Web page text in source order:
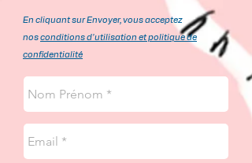
En cliquantsur Envoyer, vous acceptez
nosconditionsd'utilisation et politique de
confidentialité